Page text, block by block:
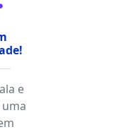
e